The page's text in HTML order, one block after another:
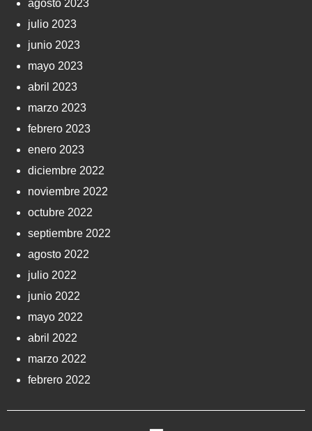
agosto 2023
julio 2023
junio 2023
mayo 2023
abril 2023
marzo 2023
febrero 2023
enero 2023
diciembre 2022
noviembre 2022
octubre 2022
septiembre 2022
agosto 2022
julio 2022
junio 2022
mayo 2022
abril 2022
marzo 2022
febrero 2022